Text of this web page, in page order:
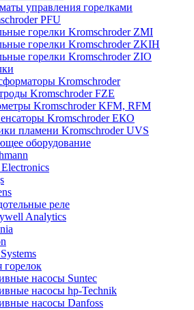
управления горелками
PFU
горелки Kromschroder ZМI
горелки Kromschroder ZKIH
горелки Kromschroder ZIO
Kromschroder
Kromschroder FZE
Kromschroder KFM, RFM
Kromschroder ЕКО
пламени Kromschroder UVS
оборудование
реле
Analytics
горелок
насосы Suntec
насосы hp-Technik
насосы Danfoss